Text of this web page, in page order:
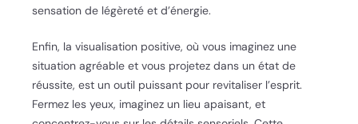
sensation de légèreté et d’énergie.
Enfin, la visualisation positive, où vous imaginez une
situation agréable et vous projetez dans un état de
réussite, est un outil puissant pour revitaliser l’esprit.
Fermez les yeux, imaginez un lieu apaisant, et